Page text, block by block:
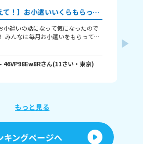
【みんな教えて！】お小遣いいくらもらってる？
小遣いの話になって気になったので
は700円です。た
ってます！
- 46VP98Ew8Rさん(11さい・ 東京)
もっと見る
キングページへ